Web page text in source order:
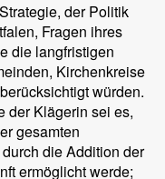
der Politik
Fragen ihres
die langfristigen
Kirchenkreise
würden.
der Klägerin sei es,
gesamten
die Addition der
ermöglicht werde;